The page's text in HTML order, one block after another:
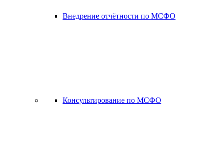
Внедрение отчётности по МСФО
Консультирование по МСФО